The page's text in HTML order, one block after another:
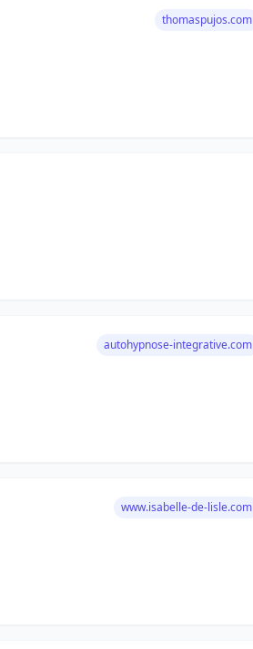
thomaspujos.com
autohypnose-integrative.com
www.isabelle-de-lisle.com